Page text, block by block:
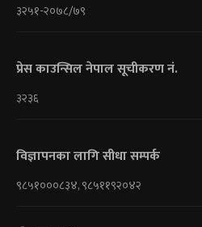
३२५१-२०७८/७९
प्रेस काउन्सिल नेपाल सूचीकरण नं.
३२३६
विज्ञापनका लागि सीधा सम्पर्क
९८५१०००८३४, ९८५११९२०४२